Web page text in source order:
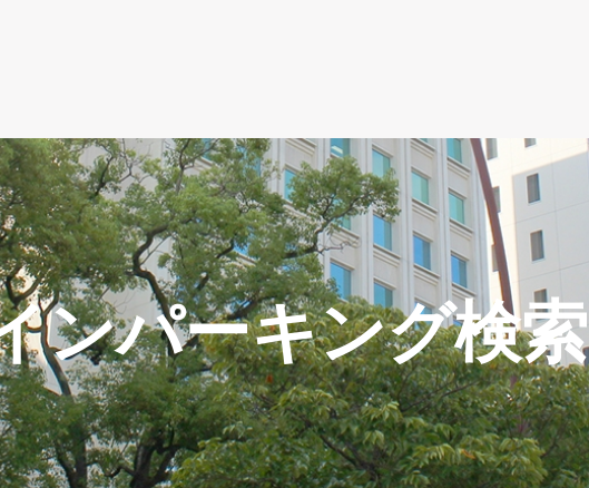
ンパーキング検索